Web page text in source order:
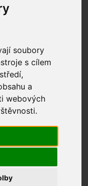
soubory
s cílem
a
webových
plné barevného
obtiskují listy
Podzim láká k
jedné z oblíbených
draků a jejich
natolik, že si
drakiádu. Na
v den akce příliš
tak většina draků
velmi užili a vyhrál